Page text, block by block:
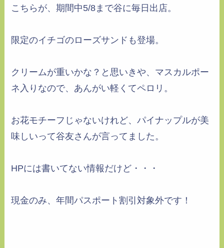
こちらが、期間中5/8まで谷に毎日出店。
限定のイチゴのローズサンドも登場。
クリームが重いかな？と思いきや、マスカルポー
ネ入りなので、あんがい軽くてペロリ。
お花モチーフじゃないけれど、パイナップルが美
味しいって谷友さんが言ってました。
HPには書いてない情報だけど・・・
現金のみ、年間パスポート割引対象外です！